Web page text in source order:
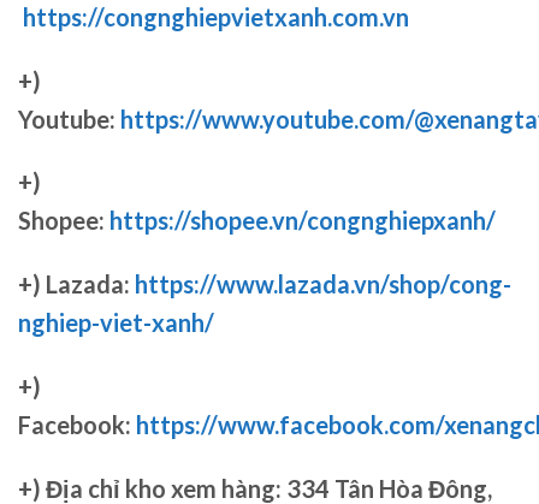
https://congnghiepvietxanh.com.vn
+)
Youtube: https://www.youtube.com/
+)
Shopee: https://shopee.vn/congnghiepxanh/
+) Lazada: https://www.lazada.vn/shop/cong-
nghiep-viet-xanh/
+)
Facebook: https://www.facebook.com/
+) Địa chỉ kho xem hàng: 334 Tân Hòa Đông,